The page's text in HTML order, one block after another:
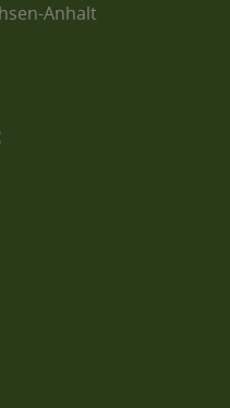
Anhalt
Media Icons: jam-